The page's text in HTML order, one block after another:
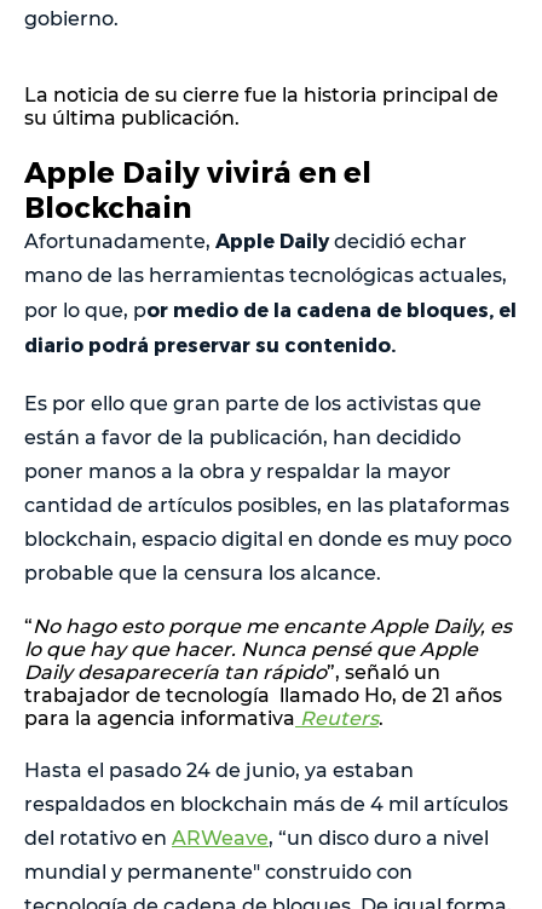
gobierno.
La noticia de su cierre fue la historia principal de
su última publicación.
Apple Daily vivirá en el
Blockchain
Afortunadamente, Apple Dailydecidió echar
mano de las herramientas tecnológicas actuales,
por lo que, por medio de la cadena de bloques, el
diario podrá preservar su contenido.
Es por ello que gran parte de los activistas que
están a favor de la publicación, han decidido
poner manos a la obra y respaldar la mayor
cantidad de artículos posibles, en las plataformas
blockchain, espacio digital en donde es muy poco
probable que la censura los alcance.
“No hago esto porque me encante Apple Daily, es
lo que hay que hacer. Nunca pensé que Apple
Daily desaparecería tan rápido”, señaló un
trabajador de tecnología llamado Ho, de 21 años
para la agencia informativa Reuters.
Hasta el pasado 24 de junio, ya estaban
respaldados en blockchain más de 4 mil artículos
del rotativo en ARWeave, “un disco duro a nivel
mundial y permanente" construido con